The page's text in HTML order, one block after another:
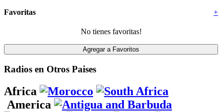
+
Favoritas
No tienes favoritas!
Radios en Otros Paises
Africa
America